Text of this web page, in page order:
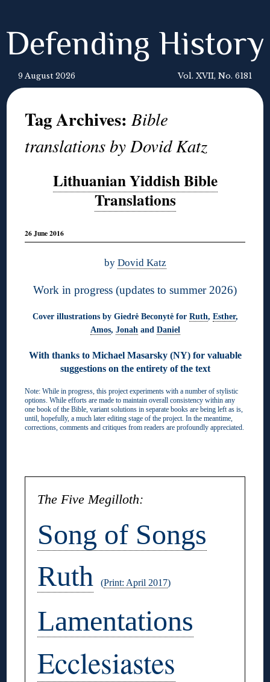
Defending History
9 August 2026 Vol. XVII, No. 6181
Tag Archives:Bible
translations by Dovid Katz
Lithuanian Yiddish Bible
Translations
26 June 2016
by Dovid Katz
Work in progress (updates to summer 2026)
Cover illustrations by Giedrė Beconytė for Ruth, Esther,
Amos, Jonah and Daniel
With thanks to Michael Masarsky (NY) for valuable
suggestions on the entirety of the text
Note: While in progress, this project experiments with a number of stylistic
options. While efforts are made to maintain overall consistency within any
one book of the Bible, variant solutions in separate books are being left as is,
until, hopefully, a much later editing stage of the project. In the meantime,
corrections, comments and critiques from readers are profoundly appreciated.
The Five Megilloth:
Song of Songs
Ruth
(Print: April 2017)
Lamentations
Ecclesiastes